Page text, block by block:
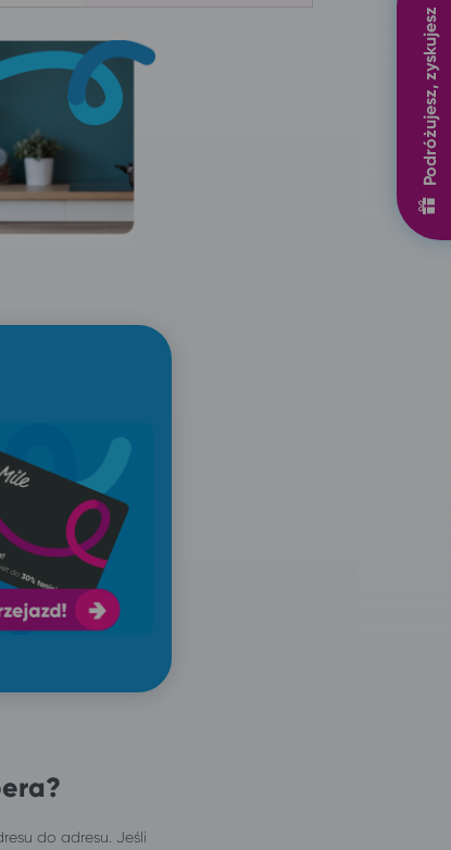
Podróżujesz, zyskujesz
do adresu. Jeśli